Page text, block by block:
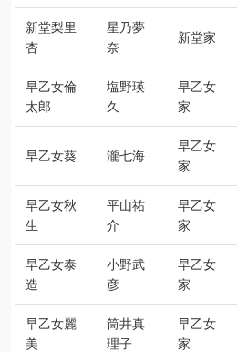
新堂梨里
杏
星乃夢
奈
新堂家
早乙女倫
太郎
塩野瑛
久
早乙女
家
早乙女葵 瀧七海
早乙女
家
早乙女秋
生
平山祐
介
早乙女
家
早乙女泰
造
小野武
彦
早乙女
家
早乙女麗
美
筒井真
理子
早乙女
家